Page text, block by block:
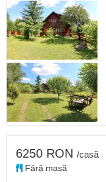
6250 RON /casă
Fără masă